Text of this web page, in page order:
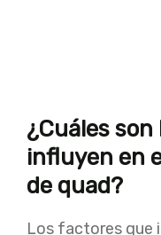
¿Cuáles
influyen en
de quad?
Los factores que